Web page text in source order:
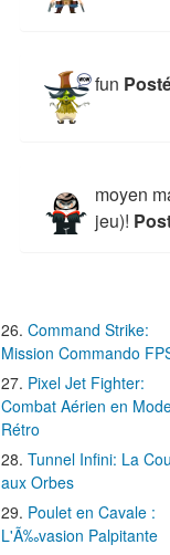
fun
moyen
jeu)!
Command Strike:
Mission Commando
Pixel Jet Fighter:
Combat Aérien en
Rétro
Tunnel Infini: La
aux Orbes
Poulet en Cavale :
L'Ã‰vasion Palpitante